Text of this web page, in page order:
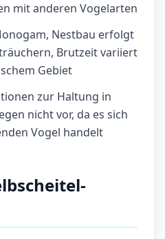
mit anderen Vogelarten
Nestbau erfolgt
Brutzeit variiert
Gebiet
zur Haltung in
nicht vor, da es sich
Vogel handelt